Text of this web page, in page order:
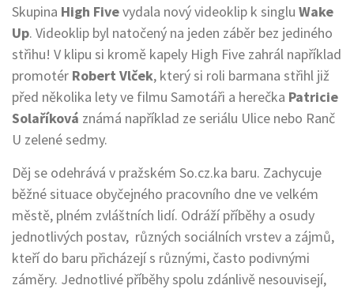
Skupina High Fivevydala nový videoklip k singlu Wake
Up. Videoklip byl natočený na jeden záběr bez jediného
střihu! V klipu si kromě kapely High Five zahrál například
promotér Robert Vlček, který si roli barmana střihl již
před několika lety ve filmu Samotáři a herečka Patricie
Solaříková známá například ze seriálu Ulice nebo Ranč
U zelené sedmy.
Děj se odehrává v pražském So.cz.ka baru. Zachycuje
běžné situace obyčejného pracovního dne ve velkém
městě, plném zvláštních lidí. Odráží příběhy a osudy
jednotlivých postav, různých sociálních vrstev a zájmů,
kteří do baru přicházejí s různými, často podivnými
záměry. Jednotlivé příběhy spolu zdánlivě nesouvisejí,